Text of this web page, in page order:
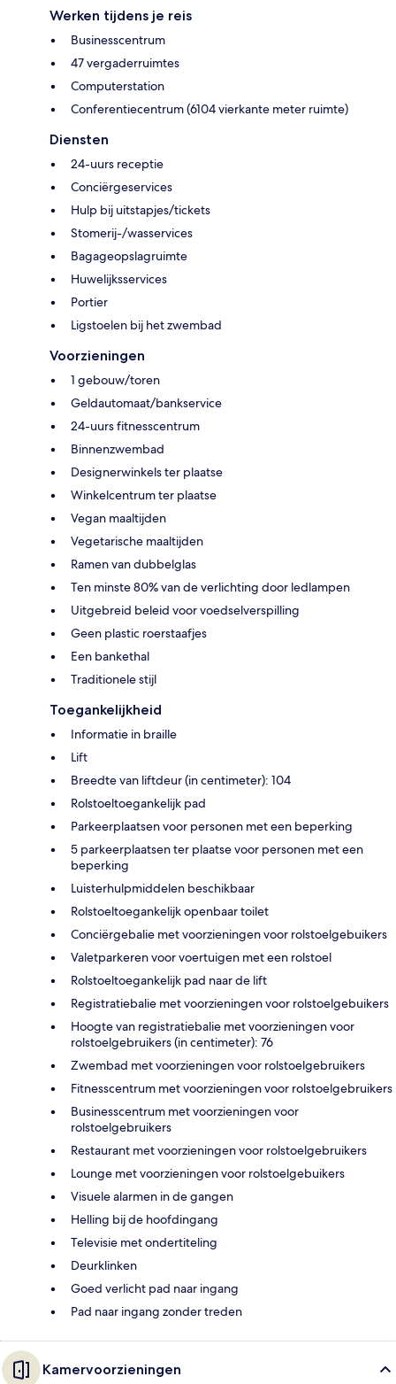
Werken tijdens je reis
Businesscentrum
47 vergaderruimtes
Computerstation
Conferentiecentrum (6104 vierkante meter ruimte)
Diensten
24-uurs receptie
Conciërgeservices
Hulp bij uitstapjes/tickets
Stomerij-/wasservices
Bagageopslagruimte
Huwelijksservices
Portier
Ligstoelen bij het zwembad
Voorzieningen
1 gebouw/toren
Geldautomaat/bankservice
24-uurs fitnesscentrum
Binnenzwembad
Designerwinkels ter plaatse
Winkelcentrum ter plaatse
Vegan maaltijden
Vegetarische maaltijden
Ramen van dubbelglas
Ten minste 80% van de verlichting door ledlampen
Uitgebreid beleid voor voedselverspilling
Geen plastic roerstaafjes
Een bankethal
Traditionele stijl
Toegankelijkheid
Informatie in braille
Lift
Breedte van liftdeur (in centimeter): 104
Rolstoeltoegankelijk pad
Parkeerplaatsen voor personen met een beperking
5 parkeerplaatsen ter plaatse voor personen met een
beperking
Luisterhulpmiddelen beschikbaar
Rolstoeltoegankelijk openbaar toilet
Conciërgebalie met voorzieningen voor rolstoelgebuikers
Valetparkeren voor voertuigen met een rolstoel
Rolstoeltoegankelijk pad naar de lift
Registratiebalie met voorzieningen voor rolstoelgebuikers
Hoogte van registratiebalie met voorzieningen voor
rolstoelgebruikers (in centimeter): 76
Zwembad met voorzieningen voor rolstoelgebruikers
Fitnesscentrum met voorzieningen voor rolstoelgebruikers
Businesscentrum met voorzieningen voor
rolstoelgebruikers
Restaurant met voorzieningen voor rolstoelgebruikers
Lounge met voorzieningen voor rolstoelgebuikers
Visuele alarmen in de gangen
Helling bij de hoofdingang
Televisie met ondertiteling
Deurklinken
Goed verlicht pad naar ingang
Pad naar ingang zonder treden
Kamervoorzieningen